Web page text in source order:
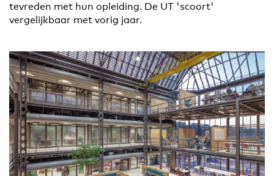
tevreden met hun opleiding. De UT 'scoort'
vergelijkbaar met vorig jaar.